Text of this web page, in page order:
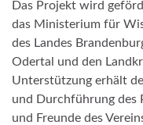
Das Projekt wird
das Ministerium für
des Landes
Odertal und den
Unterstützung erhält
und Durchführung des
und Freunde des